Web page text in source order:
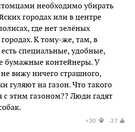
необходимо убирать
городах или в центре
где нет зелёных
К тому-же, там, в
специальные, удобные,
бумажные контейнеры. У
вижу ничего страшного,
гуляют на газон. Что такого
с этим газоном?? Люди гадят
+30 -27